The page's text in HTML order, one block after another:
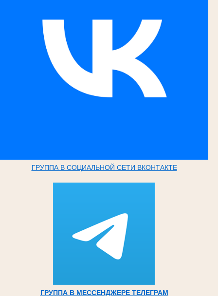
ГРУППА В СОЦИАЛЬНОЙ СЕТИ ВКОНТАКТЕ
ГРУППА В МЕССЕНДЖЕРЕ ТЕЛЕГРАМ